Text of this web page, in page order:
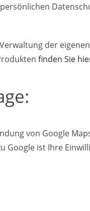
der
finden Sie
von Google
Google ist Ihre